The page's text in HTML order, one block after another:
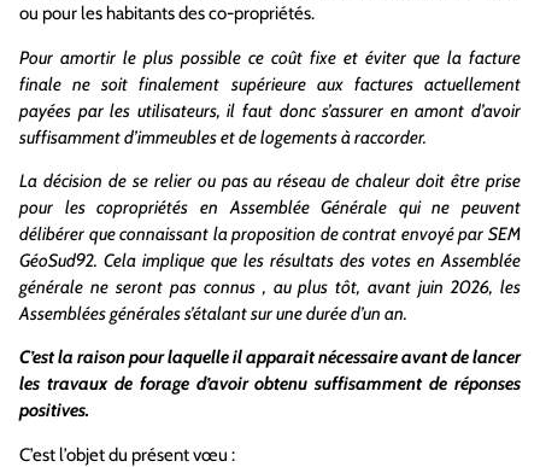
ou pour les habitants des co-propriétés.
Pour amortir le plus possible ce coût fixe et éviter que la facture
finale ne soit finalement supérieure aux factures actuellement
payées par les utilisateurs, il faut donc s’assurer en amont d’avoir
suffisamment d’immeubles et de logements à raccorder.
La décision de se relier ou pas au réseau de chaleur doit être prise
pour les copropriétés en Assemblée Générale qui ne peuvent
délibérer que connaissant la proposition de contrat envoyé par SEM
GéoSud92. Cela implique que les résultats des votes en Assemblée
générale ne seront pas connus , au plus tôt, avant juin 2026, les
Assemblées générales s’étalant sur une durée d’un an.
C’est la raison pour laquelle il apparait nécessaire avant de lancer
les travaux de forage d’avoir obtenu suffisamment de réponses
positives.
C’est l’objet du présent vœu :